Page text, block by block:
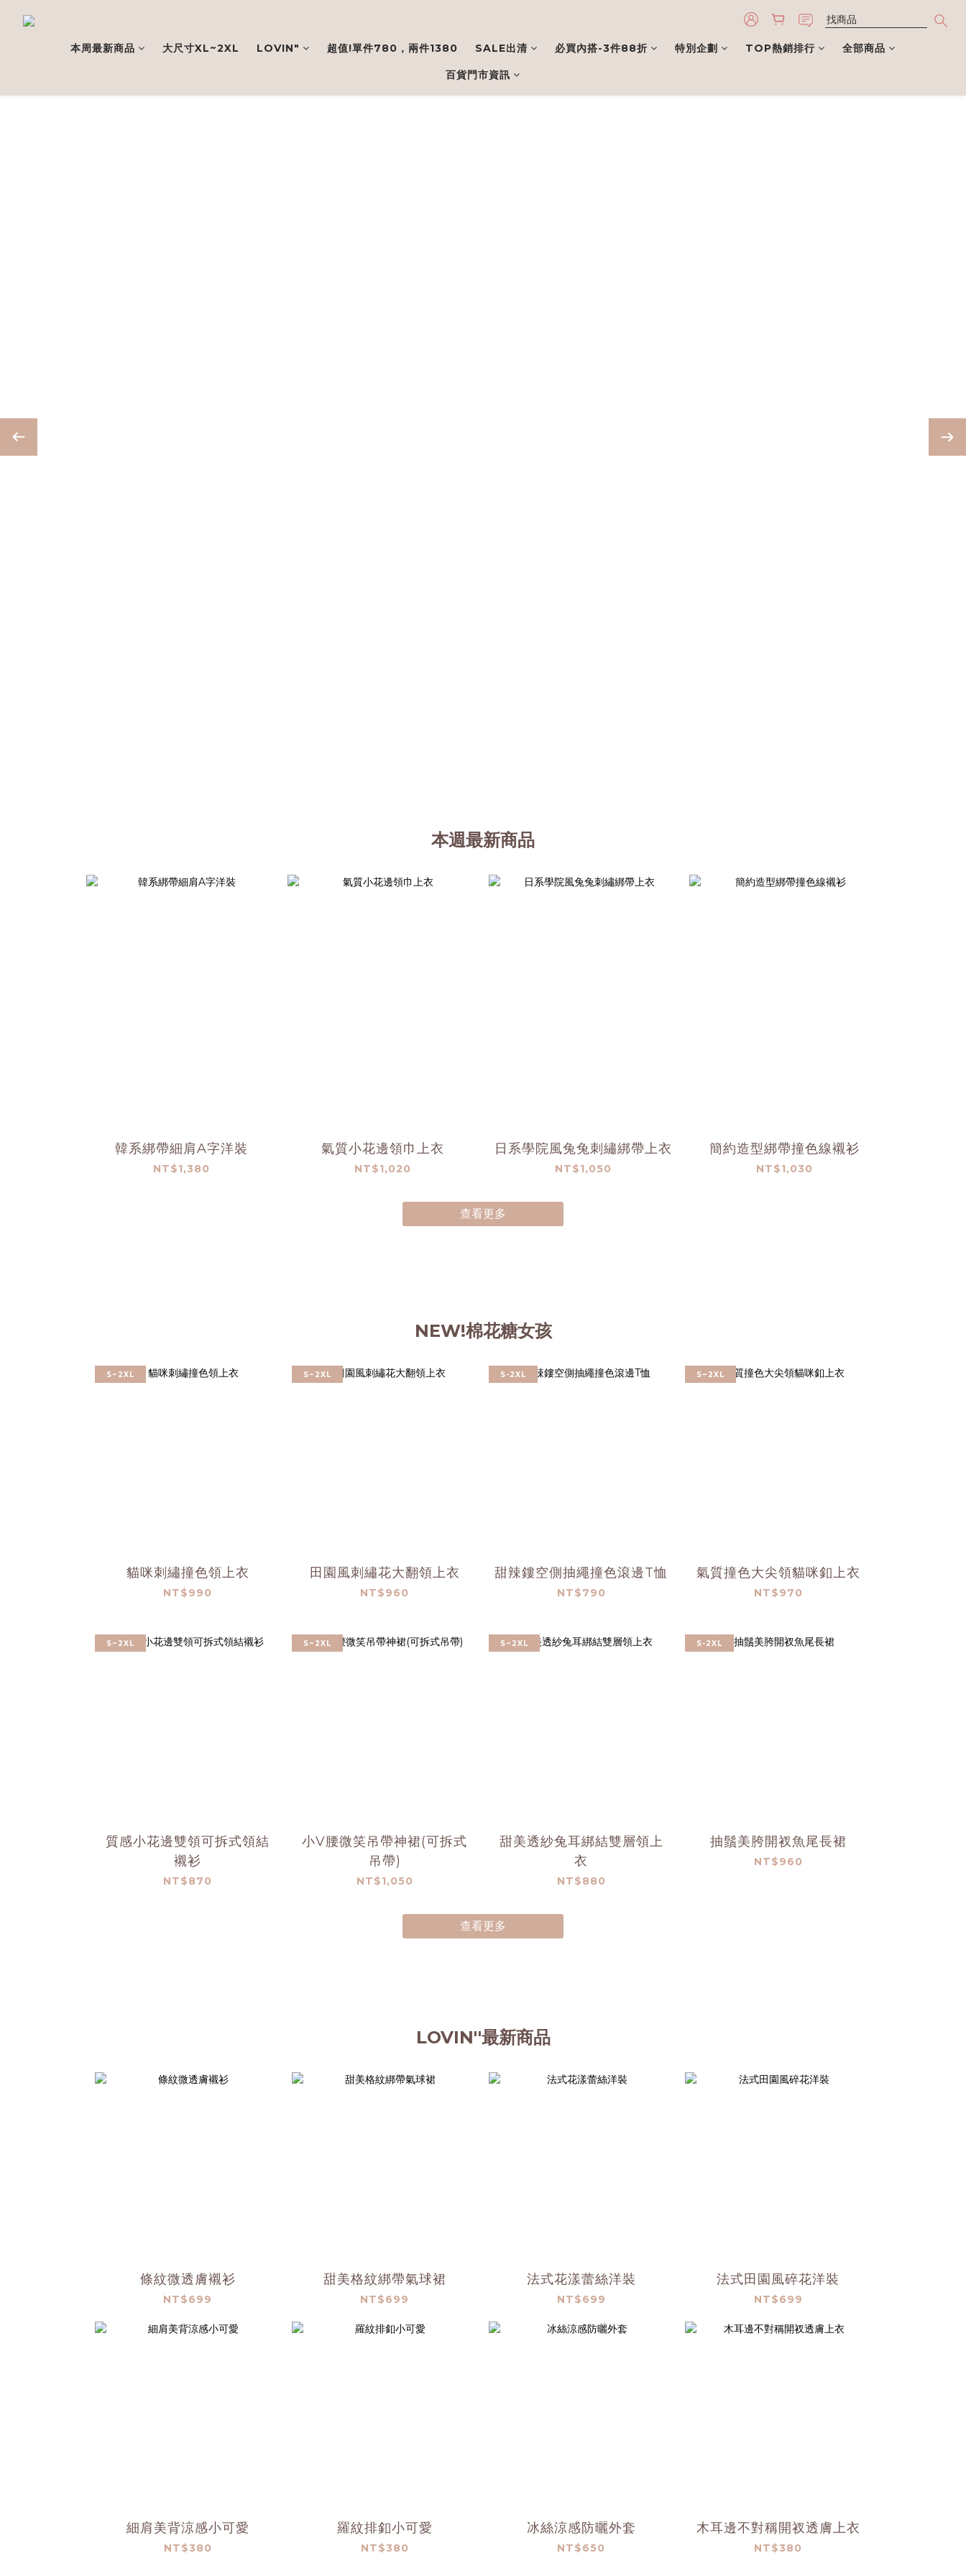
本周最新商品 大尺寸XL~2XL LOVIN" 超值!單件780，兩件1380 SALE出清 必買內搭-3件88折 特別企劃 TOP熱銷排行 全部商品
百貨門市資訊
本週最新商品
韓系綁帶細肩A字洋裝
NT$1,380
氣質小花邊領巾上衣
NT$1,020
日系學院風兔兔刺繡綁帶上衣
NT$1,050
簡約造型綁帶撞色線襯衫
NT$1,030
查看更多
NEW!棉花糖女孩
S~2XL
貓咪刺繡撞色領上衣
NT$990
S~2XL
田園風刺繡花大翻領上衣
NT$960
S-2XL
甜辣鏤空側抽繩撞色滾邊T恤
NT$790
S~2XL
氣質撞色大尖領貓咪釦上衣
NT$970
S~2XL
質感小花邊雙領可拆式領結
襯衫
NT$870
S~2XL
小V腰微笑吊帶神裙(可拆式
吊帶)
NT$1,050
S~2XL
甜美透紗兔耳綁結雙層領上
衣
NT$880
S-2XL
抽鬚美胯開衩魚尾長裙
NT$960
查看更多
LOVIN''最新商品
條紋微透膚襯衫
NT$699
甜美格紋綁帶氣球裙
NT$699
法式花漾蕾絲洋裝
NT$699
法式田園風碎花洋裝
NT$699
細肩美背涼感小可愛
NT$380
羅紋排釦小可愛
NT$380
冰絲涼感防曬外套
NT$650
木耳邊不對稱開衩透膚上衣
NT$380